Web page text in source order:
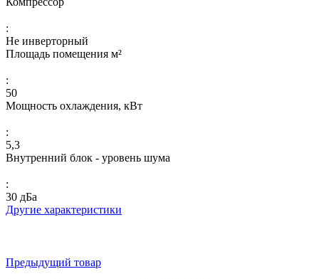
:
Не инверторный
Площадь помещения м²
:
50
Мощность охлаждения, кВт
:
5,3
Внутренний блок - уровень шума
:
30 дБа
Другие характеристики
Предыдущий товар